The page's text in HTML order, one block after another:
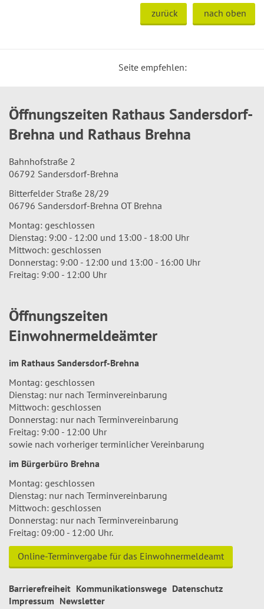
zurück nach oben
Seite empfehlen:
Öffnungszeiten Rathaus Sandersdorf-
Brehna und Rathaus Brehna
Bahnhofstraße 2
06792 Sandersdorf-Brehna
Bitterfelder Straße 28/29
06796 Sandersdorf-Brehna OT Brehna
Montag: geschlossen
Dienstag: 9:00 - 12:00 und 13:00 - 18:00 Uhr
Mittwoch: geschlossen
Donnerstag: 9:00 - 12:00 und 13:00 - 16:00 Uhr
Freitag: 9:00 - 12:00 Uhr
Öffnungszeiten
Einwohnermeldeämter
im Rathaus Sandersdorf-Brehna
Montag: geschlossen
Dienstag: nur nach Terminvereinbarung
Mittwoch: geschlossen
Donnerstag: nur nach Terminvereinbarung
Freitag: 9:00 - 12:00 Uhr
sowie nach vorheriger terminlicher Vereinbarung
im Bürgerbüro Brehna
Montag: geschlossen
Dienstag: nur nach Terminvereinbarung
Mittwoch: geschlossen
Donnerstag: nur nach Terminvereinbarung
Freitag: 09:00 - 12:00 Uhr.
Online-Terminvergabe für das Einwohnermeldeamt
Barrierefreiheit Kommunikationswege Datenschutz
Impressum Newsletter